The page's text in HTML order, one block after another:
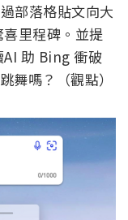
部落格貼文向大
里程碑。並提
助 Bing 衝破
舞嗎？（觀點）